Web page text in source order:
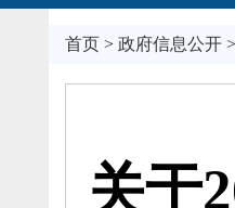
首页> 政府信息公开
关于